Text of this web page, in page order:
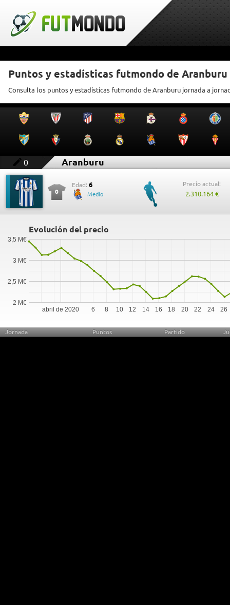
Puntos y estadísticas futmondo de Aranburu
Consulta los puntos y estadísticas futmondo de Aranburu jornada a
0 Aranburu
0
Edad: 6
Medio
Precio actual:
2.310.164 €
Evolución del precio
abril de 2020 6 8 10 12 14 16 18 20 22 24 26
2 M€
2,5 M€
3 M€
3,5 M€
Jornada Puntos Partido